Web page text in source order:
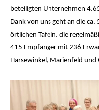
beteiligten Unternehmen
Dank von uns geht an die
örtlichen Tafeln, die
415 Empfänger mit 236
Harsewinkel, Marienfeld und